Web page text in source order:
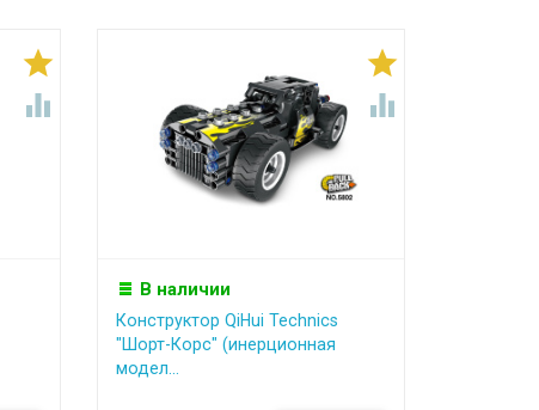




В наличии
Конструктор QiHui Technics
"Шорт-Корс" (инерционная
модел...